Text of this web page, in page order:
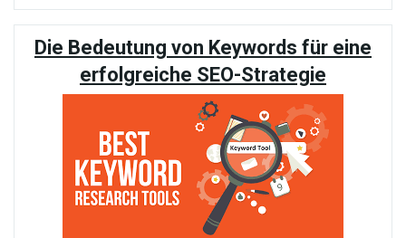
einer
Online-
Marketing-
Agentur
für
Unternehmen»
Die Bedeutung von Keywords für eine
erfolgreiche SEO-Strategie